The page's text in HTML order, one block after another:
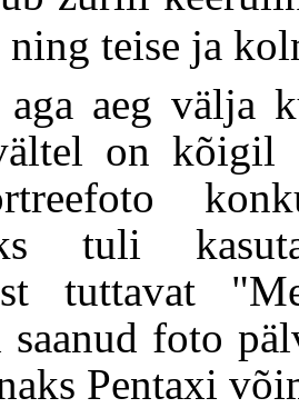
ning teise ja
aga aeg välja
on kõigil
tuli
tuttavat
saanud foto
Pentaxi